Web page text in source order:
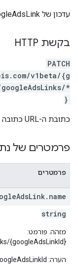
עדכון של GoogleAdsLink בנכס
בקשת HTTP
PATCH
v1beta/{g
*
}
כתובת ה-URL כתובה בתחביר של
פרמטרים של
פרמטרים
AdsLink. name
string
מזהה. פורמט:
{googleAdsLinkId}
הערה: googleAdsLinkId הוא לא מספר הלקוח ב-Google Ads.